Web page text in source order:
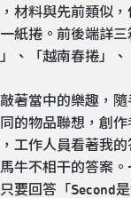
材料與先前類似
紙捲。前後端詳
、「越南春捲」、
著當中的樂趣，
的物品聯想，創作
工作人員看著我
牛不相干的答案
要回答「Second